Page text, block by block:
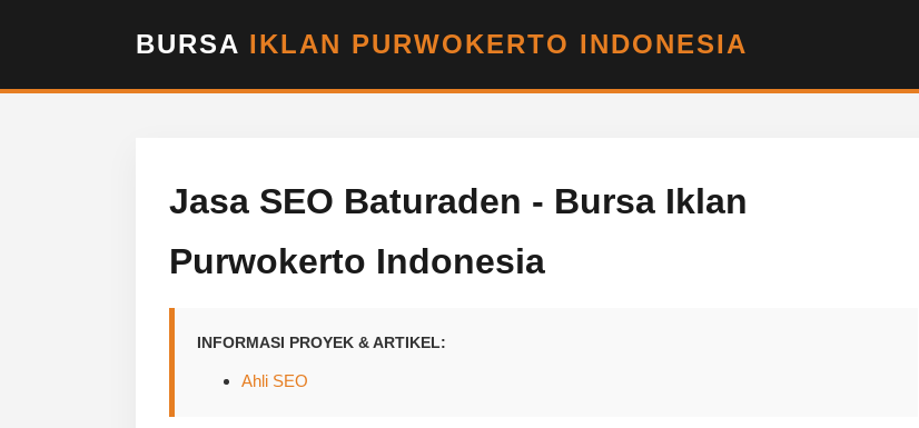
BURSA IKLAN PURWOKERTO INDONESIA
Jasa SEO Baturaden - Bursa Iklan
Purwokerto Indonesia
INFORMASI PROYEK & ARTIKEL:
Ahli SEO